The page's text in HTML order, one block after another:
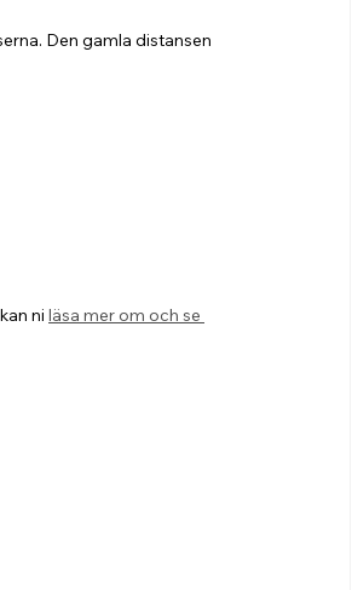
Den gamla distansen
ni läsa mer om och se